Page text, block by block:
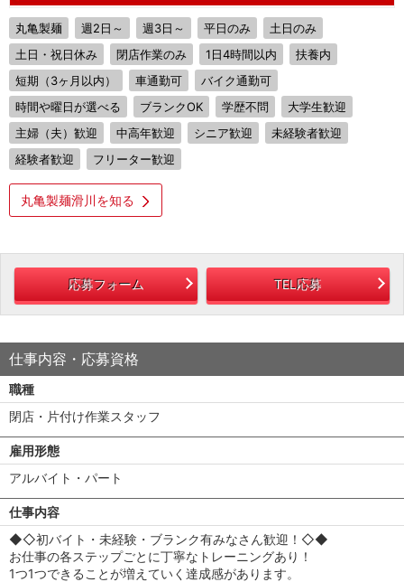
丸亀製麺 週2日～ 週3日～ 平日のみ
土日のみ
土日・祝日休み
閉店作業のみ 1日4時間以内
扶養内
短期（3ヶ月以内）
車通勤可
バイク通勤可
時間や曜日が選べる
ブランクOK 学歴不問
大学生歓迎
主婦（夫）歓迎
中高年歓迎 シニア歓迎
未経験者歓迎
経験者歓迎
フリーター歓迎
丸亀製麺滑川を知る
応募フォーム TEL応募
仕事内容・応募資格
職種
閉店・片付け作業スタッフ
雇用形態
アルバイト・パート
仕事内容
◆◇初バイト・未経験・ブランク有みなさん歓迎！◇◆
お仕事の各ステップごとに丁寧なトレーニングあり！
1つ1つできることが増えていく達成感があります。